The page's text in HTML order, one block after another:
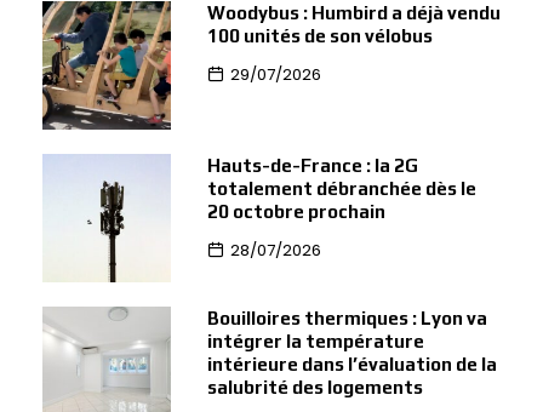
Woodybus : Humbird a déjà vendu
100 unités de son vélobus
29/07/2026
Hauts-de-France : la 2G
totalement débranchée dès le
20 octobre prochain
28/07/2026
Bouilloires thermiques : Lyon va
intégrer la température
intérieure dans l’évaluation de la
salubrité des logements